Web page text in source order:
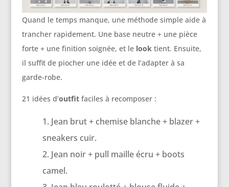
Quand le temps manque, une méthode simple aide à
trancher rapidement. Une base neutre + une pièce
forte + une finition soignée, et le looktient. Ensuite,
il suffit de piocher une idée et de l’adapter à sa
garde-robe.
21 idées d’outfitfaciles à recomposer :
Jean brut + chemise blanche + blazer +
sneakers cuir.
Jean noir + pull maille écru + boots
camel.